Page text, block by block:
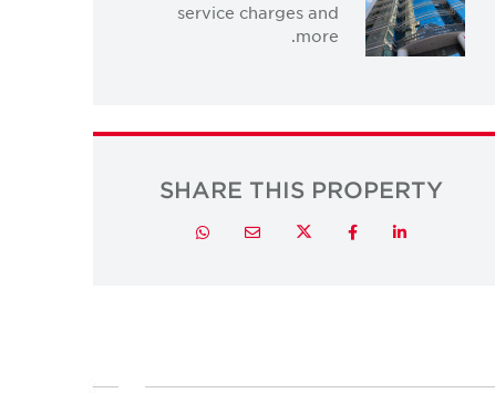
service charges and
more.
SHARE THIS PROPERTY
LinkedIn
Facebook
Twitter
Email
Whatsapp